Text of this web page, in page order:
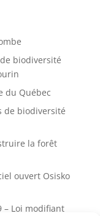
biodiversité
du Québec
de biodiversité
la forêt
ouvert Osisko
– Loi modifiant